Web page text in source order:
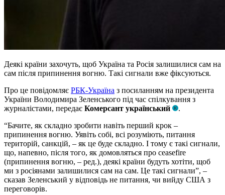
Деякі країни захочуть, щоб Україна та Росія залишилися сам на
сам після припинення вогню. Такі сигнали вже фіксуються.
Про це повідомляє РБК-Україна з посиланням на президента
України Володимира Зеленського під час спілкування з
журналістами, передає Комерсант український
.
“Бачите, як складно зробити навіть перший крок –
припинення вогню. Уявіть собі, всі розуміють, питання
територій, санкцій, – як це буде складно. І тому є такі сигнали,
що, напевно, після того, як домовляться про ceasefire
(припинення вогню, – ред.), деякі країни будуть хотіти, щоб
ми з росіянами залишилися сам на сам. Це такі сигнали”, –
сказав Зеленський у відповідь не питання, чи вийду США з
переговорів.